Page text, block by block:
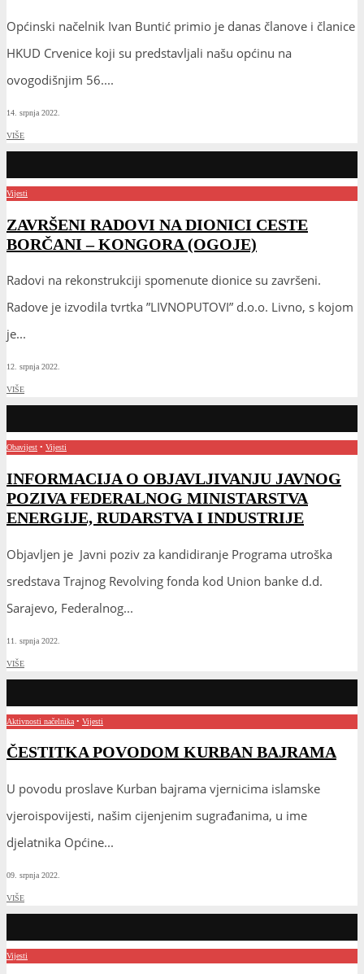
Općinski načelnik Ivan Buntić primio je danas članove i članice
HKUD Crvenice koji su predstavljali našu općinu na
ovogodišnjim 56....
14. srpnja 2022.
VIŠE
Vijesti
ZAVRŠENI RADOVI NA DIONICI CESTE
BORČANI – KONGORA (OGOJE)
Radovi na rekonstrukciji spomenute dionice su završeni.
Radove je izvodila tvrtka ”LIVNOPUTOVI” d.o.o. Livno, s kojom
je...
12. srpnja 2022.
VIŠE
Obavijest • Vijesti
INFORMACIJA O OBJAVLJIVANJU JAVNOG
POZIVA FEDERALNOG MINISTARSTVA
ENERGIJE, RUDARSTVA I INDUSTRIJE
Objavljen je Javni poziv za kandidiranje Programa utroška
sredstava Trajnog Revolving fonda kod Union banke d.d.
Sarajevo, Federalnog...
11. srpnja 2022.
VIŠE
Aktivnosti načelnika • Vijesti
ČESTITKA POVODOM KURBAN BAJRAMA
U povodu proslave Kurban bajrama vjernicima islamske
vjeroispovijesti, našim cijenjenim sugrađanima, u ime
djelatnika Općine...
09. srpnja 2022.
VIŠE
Vijesti